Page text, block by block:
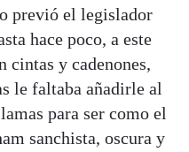
previó el legislador
hace poco, a este
cintas y cadenones,
le faltaba añadirle al
para ser como el
sanchista, oscura y